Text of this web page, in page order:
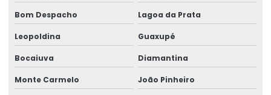
Bom Despacho Lagoa da Prata
Leopoldina Guaxupé
Bocaiuva Diamantina
Monte Carmelo João Pinheiro